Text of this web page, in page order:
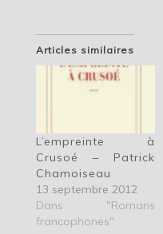
Articles similaires
L’empreinte à
Crusoé – Patrick
Chamoiseau
13 septembre 2012
Dans "Romans
francophones"